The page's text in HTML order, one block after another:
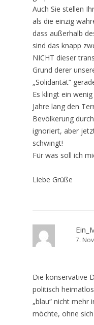
Auch Sie stellen
als die einzig
dass außerhalb
sind das knapp
NICHT dieser
Grund derer
„Solidarität“
Es klingt ein
Jahre lang den
Bevölkerung
ignoriert, aber
schwingt!
Für was soll ich
Liebe Grüße
7.
Die konservative
politisch
„blau“ nicht mehr
möchte, ohne